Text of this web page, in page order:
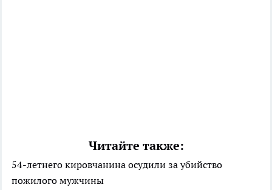
Читайте также:
54-летнего кировчанина осудили за убийство
пожилого мужчины